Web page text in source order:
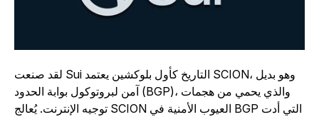
لقد صنعت Sui التاريخ كأول بلوكشين يعتمد SCION، وهو بديل
آمن لبروتوكول بوابة الحدود (BGP)، والذي يحمي من هجمات
توجيه الإنترنت. يُعالج SCION العيوب الأمنية في BGP التي أدت